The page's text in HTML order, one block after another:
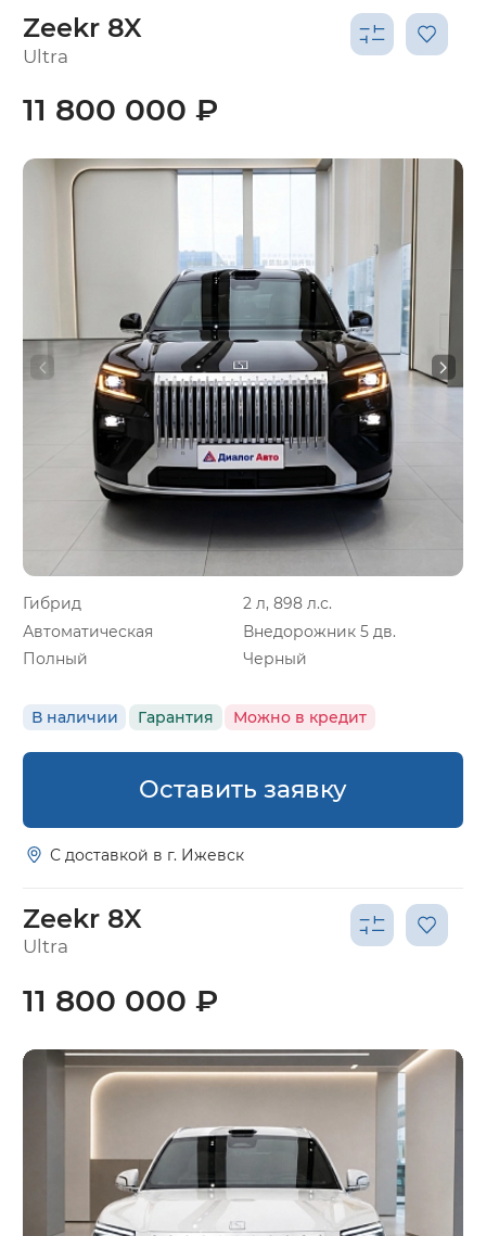
Zeekr 8X
Ultra
Гибрид
2 л, 898 л.с.
Автоматическая
Внедорожник 5 дв.
Полный
Черный
В наличии Гарантия Можно в кредит
11 800 000 ₽
Оставить заявку
С доставкой в г. Ижевск
Zeekr 8X
Ultra
11 800 000 ₽